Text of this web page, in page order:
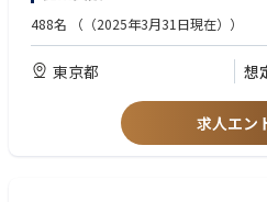
・専門性の発揮：プロフェッショナリ
究設計を担当
【仕事のポイント】
・顧客の要望に応えるにとどまらず、
・製薬企業のメディカル部門に関する知
488名 （（2025年3月31日現在））
東京都 想
求人エン